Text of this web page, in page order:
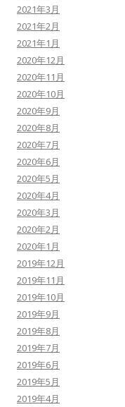
2021年3月
2021年2月
2021年1月
2020年12月
2020年11月
2020年10月
2020年9月
2020年8月
2020年7月
2020年6月
2020年5月
2020年4月
2020年3月
2020年2月
2020年1月
2019年12月
2019年11月
2019年10月
2019年9月
2019年8月
2019年7月
2019年6月
2019年5月
2019年4月